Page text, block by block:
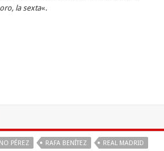
la sexta«.
PÉREZ RAFA BENÍTEZ REAL MADRID